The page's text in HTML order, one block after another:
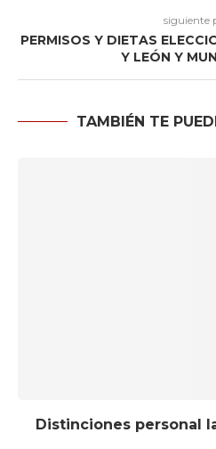
siguiente
PERMISOS Y DIETAS
Y LEÓN Y
TAMBIÉN TE
Distinciones personal